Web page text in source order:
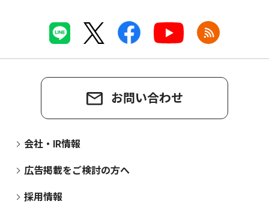
お問い合わせ
会社・IR情報
広告掲載をご検討の方へ
採用情報